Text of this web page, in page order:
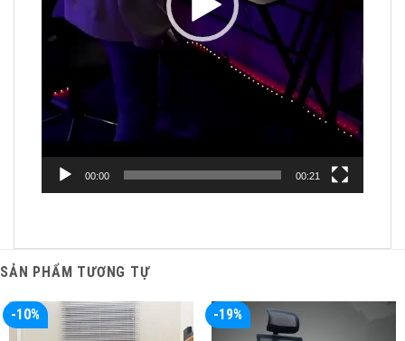
00:00 00:21
SẢN PHẨM TƯƠNG TỰ
-10% -19%